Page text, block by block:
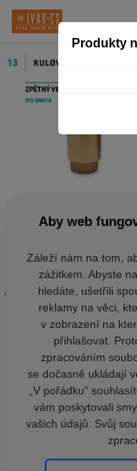
Produkty
Aby web
Záleží nám na tom,
zážitkem. Abyste
hledáte, ušetřili
reklamy na věci,
v zobrazení na
přihlašovat.
zpracováním
se dočasně ukládají
„V pořádku“
vám poskytovali
vašich údajů. Svůj